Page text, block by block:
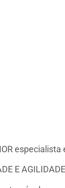
especialista
E AGILIDADE